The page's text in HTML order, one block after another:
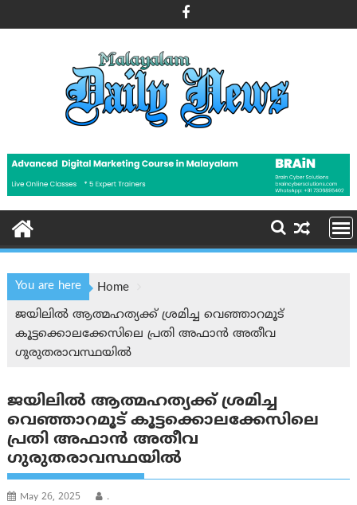
to
You are here
Home
ജയിലില്‍ ആത്മഹത്യക്ക് ശ്രമിച്ച വെഞ്ഞാറമൂട്
കൂട്ടക്കൊലക്കേസിലെ പ്രതി അഫാൻ അതീവ
ഗുരുതരാവസ്ഥയില്‍
ജയിലില്‍ ആത്മഹത്യക്ക് ശ്രമിച്ച
വെഞ്ഞാറമൂട് കൂട്ടക്കൊലക്കേസിലെ
പ്രതി അഫാൻ അതീവ
ഗുരുതരാവസ്ഥയില്‍
May 26, 2025 .